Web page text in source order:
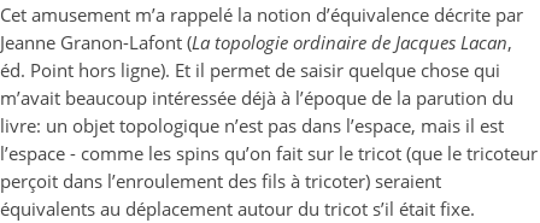
Cet amusement m’a rappelé la notion d’équivalence décrite par
Jeanne Granon-Lafont (La topologie ordinaire de Jacques Lacan,
éd. Point hors ligne). Et il permet de saisir quelque chose qui
m’avait beaucoup intéressée déjà à l’époque de la parution du
livre: un objet topologique n’est pas dans l’espace, mais il est
l’espace - comme les spins qu’on fait sur le tricot (que le tricoteur
perçoit dans l’enroulement des fils à tricoter) seraient
équivalents au déplacement autour du tricot s’il était fixe.